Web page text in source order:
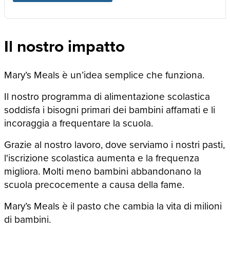
Il nostro impatto
Mary’s Meals è un’idea semplice che funziona.
Il nostro programma di alimentazione scolastica
soddisfa i bisogni primari dei bambini affamati e li
incoraggia a frequentare la scuola.
Grazie al nostro lavoro, dove serviamo i nostri pasti,
l'iscrizione scolastica aumenta e la frequenza
migliora. Molti meno bambini abbandonano la
scuola precocemente a causa della fame.
Mary’s Meals è il pasto che cambia la vita di milioni
di bambini.